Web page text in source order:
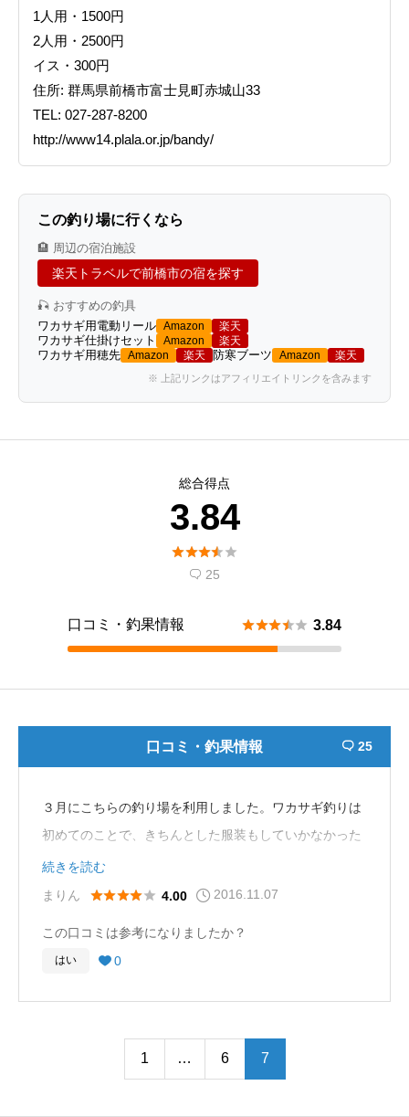
1人用・1500円
2人用・2500円
イス・300円
住所: 群馬県前橋市富士見町赤城山33
TEL: 027-287-8200
http://www14.plala.or.jp/bandy/
この釣り場に行くなら
🏨 周辺の宿泊施設
楽天トラベルで前橋市の宿を探す
🎣 おすすめの釣具
ワカサギ用電動リール Amazon 楽天
ワカサギ仕掛けセット Amazon 楽天
ワカサギ用穂先 Amazon 楽天 防寒ブーツ Amazon 楽天
※ 上記リンクはアフィリエイトリンクを含みます
総合得点
3.84

 25
口コミ・釣果情報  3.84
口コミ・釣果情報  25
３月にこちらの釣り場を利用しました。ワカサギ釣りは
初めてのことで、きちんとした服装もしていかなかった
にも関わらず、こちらの釣り場では雨具とスノーブーツ
まで貸していただき、とても親切だなと思いました。３
しむことができました。テントをレンタルしても氷の上
す。
続きを読む
まりん
 4.00 2016.11.07
この口コミは参考になりましたか？
はい  0
1 … 6 7